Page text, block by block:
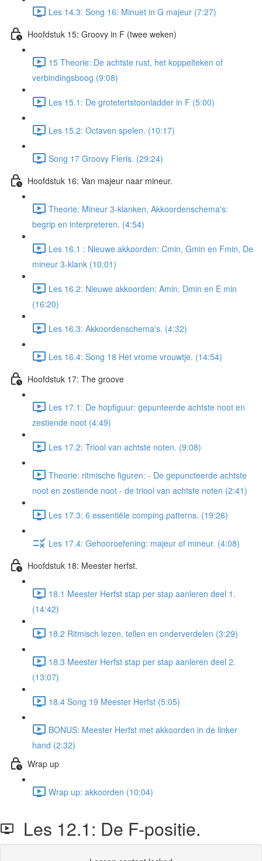
Les 14.3: Song 16: Minuet in G majeur (7:27)
Hoofdstuk 15: Groovy in F (twee weken)
15 Theorie: De achtste rust, het koppelteken of
verbindingsboog (9:08)
Les 15.1: De grotetertstoonladder in F (5:00)
Les 15.2: Octaven spelen. (10:17)
Song 17 Groovy Fleris. (29:24)
Hoofdstuk 16: Van majeur naar mineur.
Theorie: Mineur 3-klanken, Akkoordenschema's:
begrip en interpreteren. (4:54)
Les 16.1 : Nieuwe akkoorden: Cmin, Gmin en Fmin, De
mineur 3-klank (10:01)
Les 16.2: Nieuwe akkoorden: Amin, Dmin en E min
(16:20)
Les 16.3: Akkoordenschema's. (4:32)
Les 16.4: Song 18 Het vrome vrouwtje. (14:54)
Hoofdstuk 17: The groove
Les 17.1: De hopfiguur: gepunteerde achtste noot en
zestiende noot (4:49)
Les 17.2: Triool van achtste noten. (9:08)
Theorie: ritmische figuren: - De gepuncteerde achtste
noot en zestiende noot - de triool van achtste noten (2:41)
Les 17.3: 6 essentiële comping patterns. (19:26)
Les 17.4: Gehooroefening: majeur of mineur. (4:08)
Hoofdstuk 18: Meester herfst.
18.1 Meester Herfst stap per stap aanleren deel 1.
(14:42)
18.2 Ritmisch lezen, tellen en onderverdelen (3:29)
18.3 Meester Herfst stap per stap aanleren deel 2.
(13:07)
18.4 Song 19 Meester Herfst (5:05)
BONUS: Meester Herfst met akkoorden in de linker
hand (2:32)
Wrap up
Wrap up: akkoorden (10:04)
Les 12.1: De F-positie.